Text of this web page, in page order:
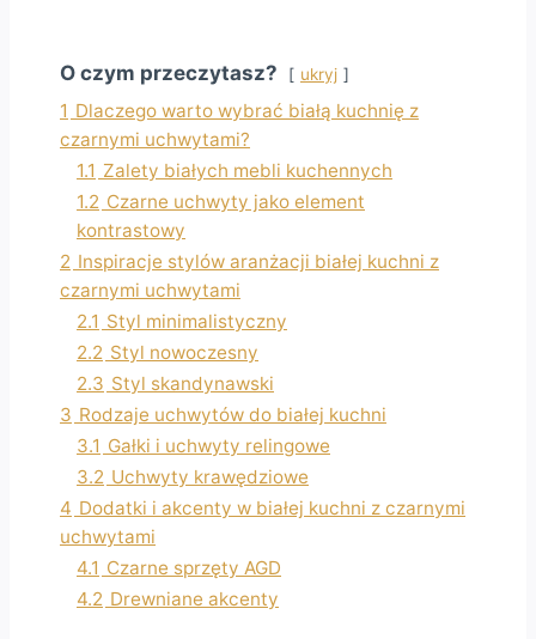
O czym przeczytasz? ukryj
1 Dlaczego warto wybrać białą kuchnię z
czarnymi uchwytami?
1.1 Zalety białych mebli kuchennych
1.2 Czarne uchwyty jako element
kontrastowy
2 Inspiracje stylów aranżacji białej kuchni z
czarnymi uchwytami
2.1 Styl minimalistyczny
2.2 Styl nowoczesny
2.3 Styl skandynawski
3 Rodzaje uchwytów do białej kuchni
3.1 Gałki i uchwyty relingowe
3.2 Uchwyty krawędziowe
4 Dodatki i akcenty w białej kuchni z czarnymi
uchwytami
4.1 Czarne sprzęty AGD
4.2 Drewniane akcenty